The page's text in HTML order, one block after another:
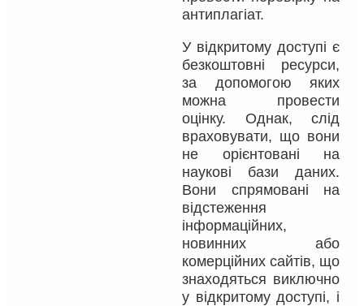
антиплагіат.
У відкритому доступі є
безкоштовні ресурси,
за допомогою яких
можна провести
оцінку. Однак, слід
враховувати, що вони
не орієнтовані на
наукові бази даних.
Вони спрямовані на
відстеження
інформаційних,
новинних або
комерційних сайтів, що
знаходяться виключно
у відкритому доступі, і